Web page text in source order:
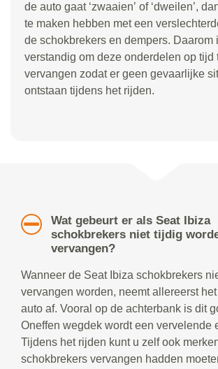
de auto gaat ‘zwaaien’ of ‘dweilen’,
te maken hebben met een
de schokbrekers en dempers. Daarom
verstandig om deze onderdelen op tijd
vervangen zodat er geen gevaarlijke
ontstaan tijdens het rijden.
Wat gebeurt er als Seat Ibiza
schokbrekers niet tijdig
vervangen?
Wanneer de Seat Ibiza schokbrekers
vervangen worden, neemt allereerst
auto af. Vooral op de achterbank is dit
Oneffen wegdek wordt een vervelende
Tijdens het rijden kunt u zelf ook
schokbrekers vervangen hadden